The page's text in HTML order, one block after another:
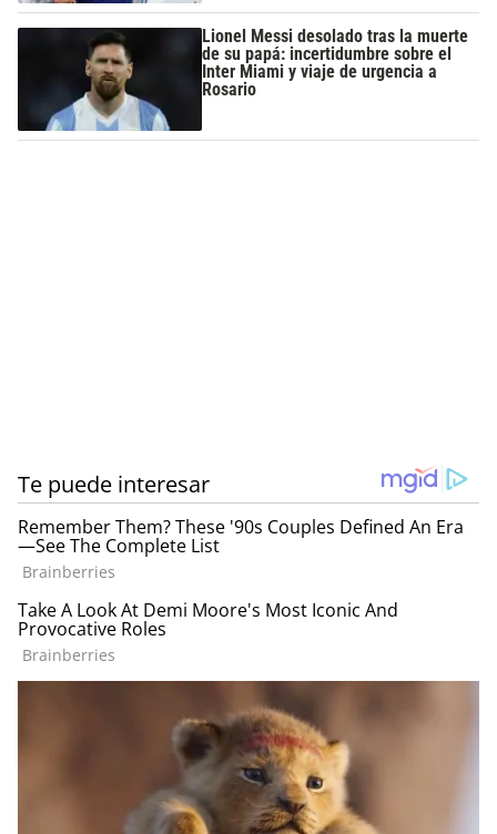
Lionel Messi desolado tras la muerte
de su papá: incertidumbre sobre el
Inter Miami y viaje de urgencia a
Rosario